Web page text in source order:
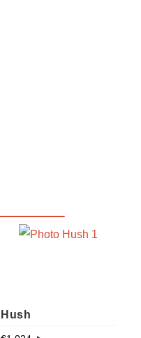
Hush